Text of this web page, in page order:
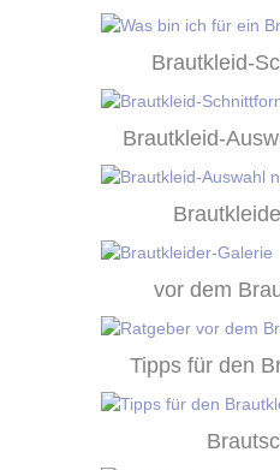
Brautkleid-
Brautkleid-
vor dem
Tipps für den